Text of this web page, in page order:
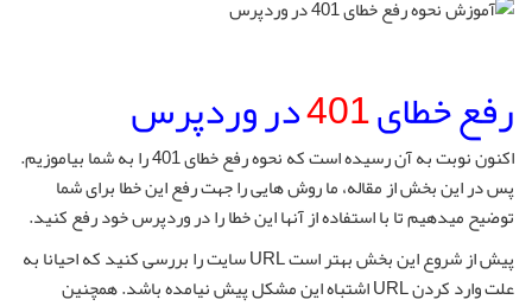
رفع خطای401در وردپرس
اکنون نوبت به آن رسیده است که نحوه رفع خطای 401 را به شما بیاموزیم.
پس در این بخش از مقاله، ما روش هایی را جهت رفع این خطا برای شما
توضیح میدهیم تا با استفاده از آنها این خطا را در وردپرس خود رفع کنید.
پیش از شروع این بخش بهتر است URL سایت را بررسی کنید که احیانا به
علت وارد کردن URL اشتباه این مشکل پیش نیامده باشد. همچنین